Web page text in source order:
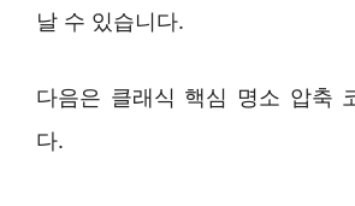
날 수 있습니다.
다음은 클래식 핵심 명소 압축
다.